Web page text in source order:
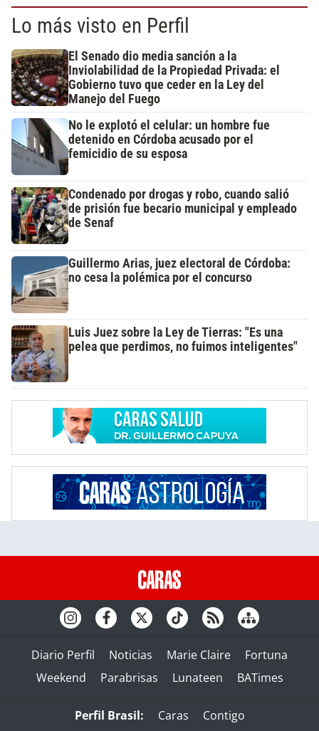
Lo más visto en Perfil
El Senado dio media sanción a la
Inviolabilidad de la Propiedad Privada: el
Gobierno tuvo que ceder en la Ley del
Manejo del Fuego
No le explotó el celular: un hombre fue
detenido en Córdoba acusado por el
femicidio de su esposa
Condenado por drogas y robo, cuando salió
de prisión fue becario municipal y empleado
de Senaf
Guillermo Arias, juez electoral de Córdoba:
no cesa la polémica por el concurso
Luis Juez sobre la Ley de Tierras: "Es una
pelea que perdimos, no fuimos inteligentes"
Diario Perfil Noticias Marie Claire
Fortuna
Weekend
Parabrisas Lunateen BATimes
Perfil Brasil: Caras
Contigo